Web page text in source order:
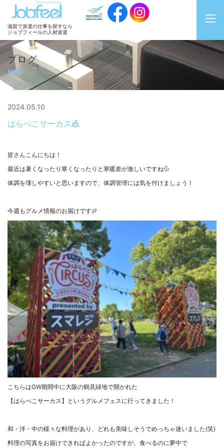
JobFeel
滋賀で派遣の仕事を探すなら
ジョブフィールの人材派遣
ブログ
Blog
2024.05.10
はらぺこサーカス🎪
皆さんこんにちは！
最近は暑くなったり寒くなったりと寒暖差が激しいですね💦
体調を壊しやすいと思いますので、体調管理には気を付けましょう！
今週もグルメ情報のお届けです🍖
こちらはGW期間中に大阪の鶴見緑地で開かれた
【はらぺこサーカス】というグルメフェスに行ってきました！
和・洋・中の様々な料理があり、どれも美味しそうでめっちゃ迷いました(笑)
料理の写真をお届けできればよかったのですが、食べるのに夢中で